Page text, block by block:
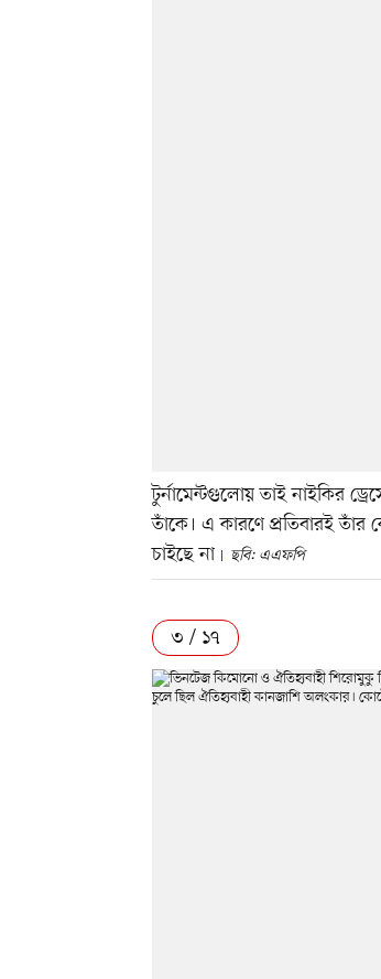
টুর্নামেন্টগুলোয় তাই নাইকির
তাঁকে। এ কারণে প্রতিবারই
চাইছে না
ছবি: এএফপি
৩ / ১৭